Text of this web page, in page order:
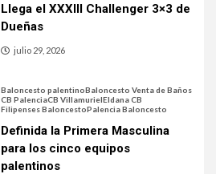
Llega el XXXIII Challenger 3×3 de
Dueñas
julio 29, 2026
Baloncesto palentinoBaloncesto Venta de Baños
CB PalenciaCB VillamurielEldana CB
Filipenses BaloncestoPalencia Baloncesto
Definida la Primera Masculina
para los cinco equipos
palentinos